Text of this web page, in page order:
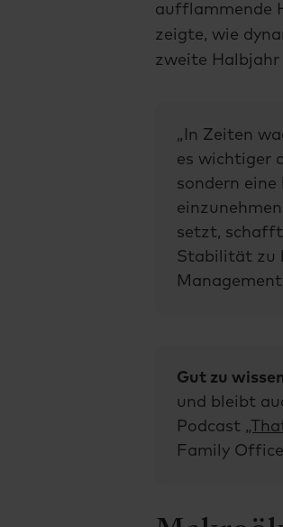
aufflammende
zeigte, wie
zweite Halbjahr
„In Zeiten
es wichtiger
sondern
setzt, schafft
Stabilität zu
Gut zu
und bleibt
Podcast
Family